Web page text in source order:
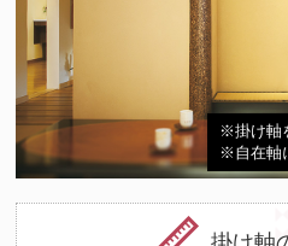
※掛け軸
※自在軸